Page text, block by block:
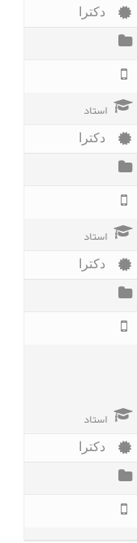
دکترا
استاد
دکترا
استاد
دکترا
استاد
دکترا